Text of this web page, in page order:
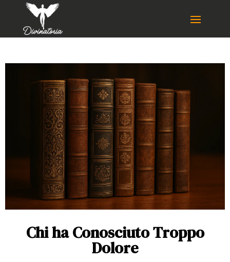
Chi ha Conosciuto Troppo
Dolore